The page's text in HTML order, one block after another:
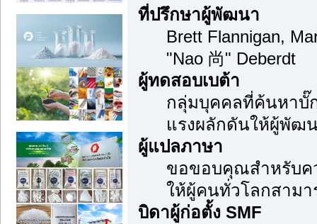
ที่ปรึกษาผู้พัฒนา
Brett Flannigan,
"Nao 尚" Deberdt
ผู้ทดสอบเบต้า
กลุ่มบุคคลที่ค้นหาบั๊
แรงผลักดันให้ผู้พัฒ
ผู้แปลภาษา
ขอขอบคุณสำหรับ
ให้ผู้คนทั่วโลกสามา
บิดาผู้ก่อตั้ง SMF